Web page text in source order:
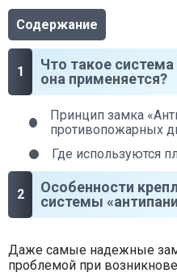
Содержание
Что такое система
она применяется?
Принцип замка
противопожарных
Где используются
Особенности
системы
Даже самые надежные
проблемой при